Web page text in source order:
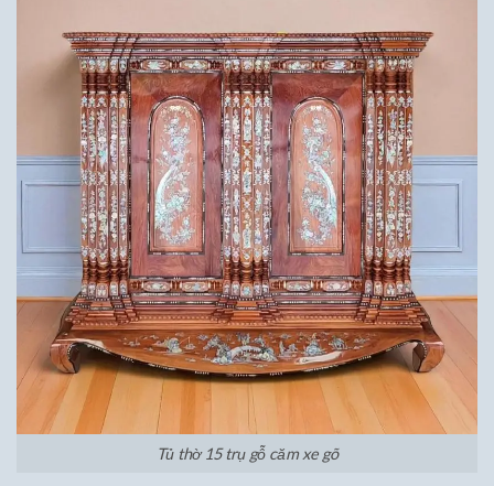
Tủ thờ 15 trụ gỗ căm xe gõ